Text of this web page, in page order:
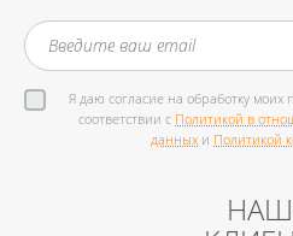
Я даю согласие на обработку
соответствии с Политикой в
данных и Политикой